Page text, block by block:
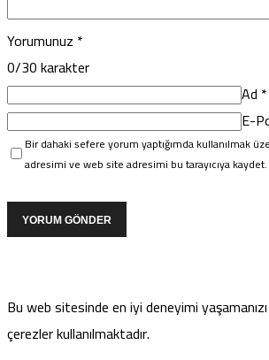
Yorumunuz *
0/30 karakter
Ad *
E-
Bir dahaki sefere yorum yaptığımda kullanılmak
adresimi ve web site adresimi bu tarayıcıya kaydet.
YORUM GÖNDER
Bu web sitesinde en iyi deneyimi
çerezler kullanılmaktadır.